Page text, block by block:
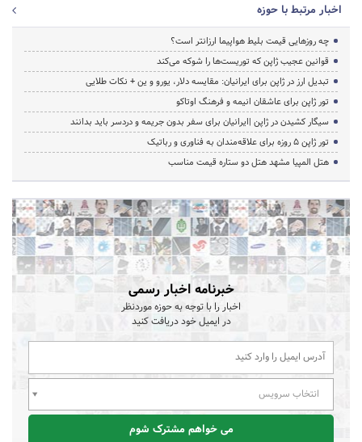
اخبار مرتبط با حوزه
چه روزهایی قیمت بلیط هواپیما ارزانتر است؟
قوانین عجیب ژاپن که توریست‌ها را شوکه می‌کند
تبدیل ارز در ژاپن برای ایرانیان: مقایسه دلار، یورو و ین + نکات طلایی
تور ژاپن برای عاشقان انیمه و فرهنگ اوتاکو
سیگار کشیدن در ژاپن |ایرانیان برای سفر بدون جریمه و دردسر باید بدانند
تور ژاپن ۵ روزه برای علاقه‌مندان به فناوری و رباتیک
هتل المپیا مشهد هتل دو ستاره قیمت مناسب
خبرنامه اخبار رسمی
اخبار را با توجه به حوزه موردنظر
در ایمیل خود دریافت کنید
انتخاب سرویس
می خواهم مشترک شوم